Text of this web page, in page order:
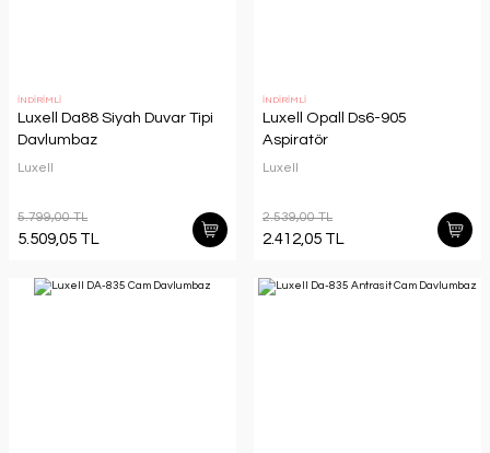
İNDİRİMLİ
Luxell Da88 Siyah Duvar Tipi
Davlumbaz
Luxell
5.799,00 TL
5.509,05 TL
İNDİRİMLİ
Luxell Opall Ds6-905
Aspiratör
Luxell
2.539,00 TL
2.412,05 TL